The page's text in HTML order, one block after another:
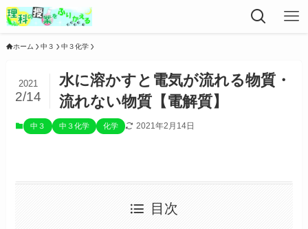
ホーム 中３ 中３化学
水に溶かすと電気が流れる物質・
流れない物質【電解質】
2021
2/14
中３ 中３化学 化学 2021年2月14日
目次